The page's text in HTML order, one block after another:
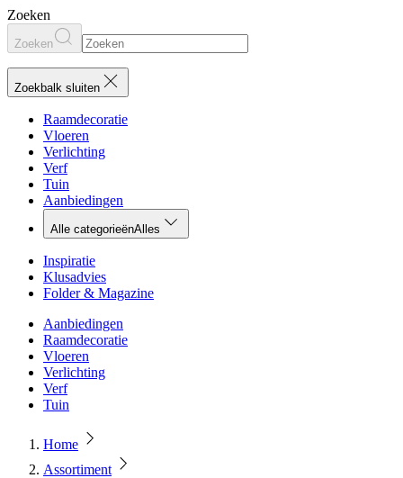
Zoeken
Zoeken
Zoekbalk sluiten
Raamdecoratie
Vloeren
Verlichting
Verf
Tuin
Aanbiedingen
Alle categorieënAlles
Inspiratie
Klusadvies
Folder & Magazine
Aanbiedingen
Raamdecoratie
Vloeren
Verlichting
Verf
Tuin
Home
Assortiment